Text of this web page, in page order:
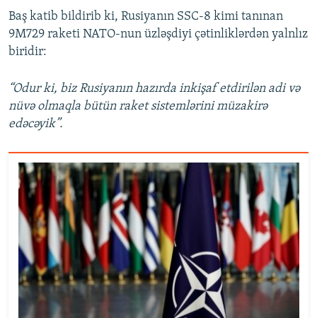
Baş katib bildirib ki, Rusiyanın SSC-8 kimi tanınan
9M729 raketi NATO-nun üzləşdiyi çətinliklərdən yalnlız
biridir:
“Odur ki, biz Rusiyanın hazırda inkişaf etdirilən adi və
nüvə olmaqla bütün raket sistemlərini müzakirə
edəcəyik”.